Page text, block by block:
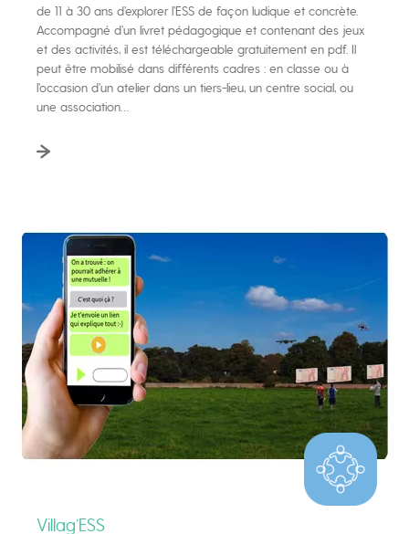
de 11 à 30 ans d’explorer l’ESS de façon ludique et concrète.
Accompagné d’un livret pédagogique et contenant des jeux
et des activités, il est téléchargeable gratuitement en pdf. Il
peut être mobilisé dans différents cadres : en classe ou à
l’occasion d’un atelier dans un tiers-lieu, un centre social, ou
une association…
Villag’ESS